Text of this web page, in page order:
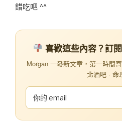
錯吃吧 ^^
喜歡這些內容？訂
Morgan 一發新文章，第一時間
北酒吧 · 命